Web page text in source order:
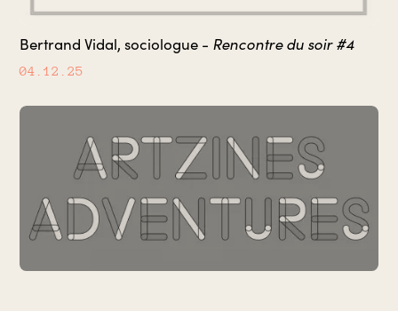
Bertrand Vidal, sociologue - Rencontre du soir #4
04.12.25